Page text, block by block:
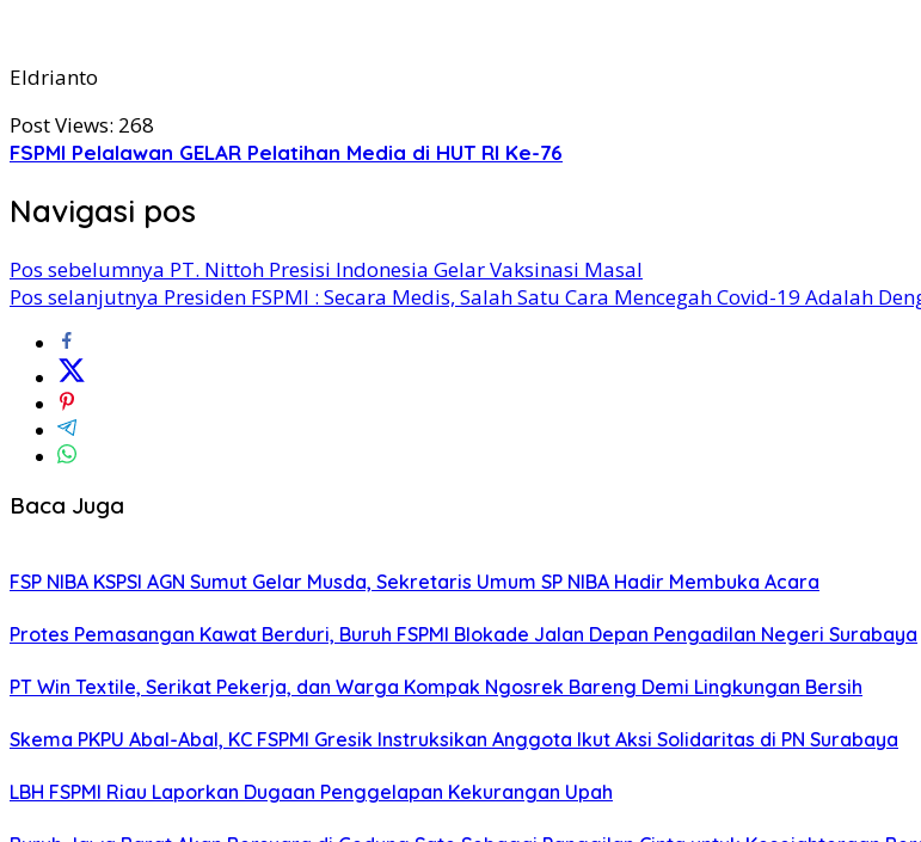
Eldrianto
Post Views: 268
FSPMI Pelalawan GELAR Pelatihan Media di HUT RI Ke-76
Navigasi pos
Pos sebelumnya PT. Nittoh Presisi Indonesia Gelar Vaksinasi Masal
Pos selanjutnya Presiden FSPMI : Secara Medis, Salah Satu Cara Mencegah Covid-19 Adalah
Baca Juga
FSP NIBA KSPSI AGN Sumut Gelar Musda, Sekretaris Umum SP NIBA Hadir Membuka Acara
Protes Pemasangan Kawat Berduri, Buruh FSPMI Blokade Jalan Depan Pengadilan Negeri Surabaya
PT Win Textile, Serikat Pekerja, dan Warga Kompak Ngosrek Bareng Demi Lingkungan Bersih
Skema PKPU Abal-Abal, KC FSPMI Gresik Instruksikan Anggota Ikut Aksi Solidaritas di PN Surabaya
LBH FSPMI Riau Laporkan Dugaan Penggelapan Kekurangan Upah